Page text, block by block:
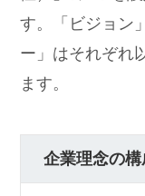
す。「ビジョン
ー」はそれぞれ
ます。
企業理念の